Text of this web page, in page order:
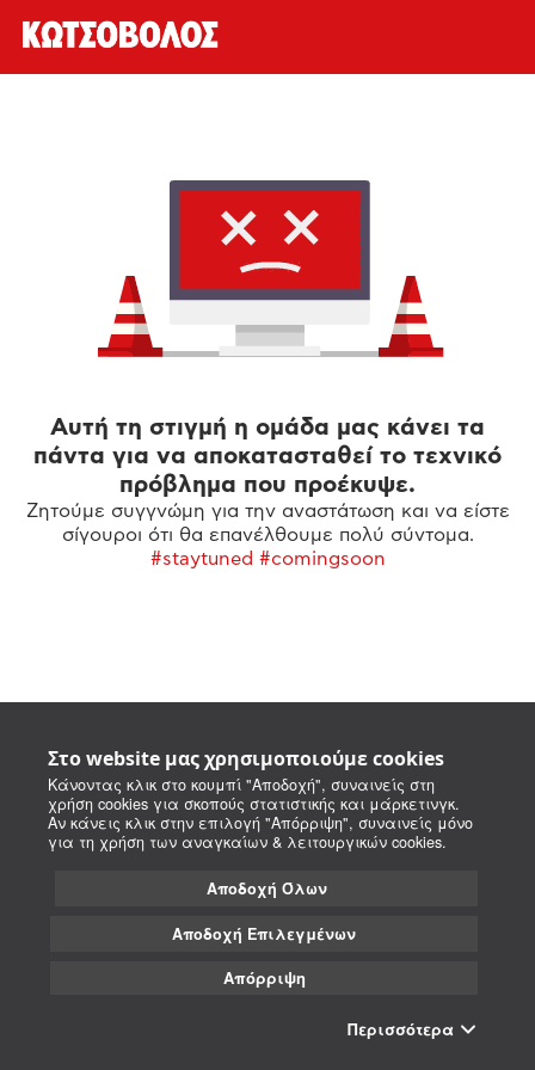
Στο website μας χρησιμοποιούμε cookies
Κάνοντας κλικ στο κουμπί "Αποδοχή", συναινείς στη
χρήση cookies για σκοπούς στατιστικής και μάρκετινγκ.
Αν κάνεις κλικ στην επιλογή "Απόρριψη", συναινείς μόνο
για τη χρήση των αναγκαίων & λειτουργικών cookies.
Αποδοχή Όλων
Αποδοχή Επιλεγμένων
Απόρριψη
Περισσότερα
Αυτή τη στιγμή η ομάδα μας κάνει τα
πάντα για να αποκατασταθεί το τεχνικό
πρόβλημα που προέκυψε.
Ζητούμε συγγνώμη για την αναστάτωση και να είστε
σίγουροι ότι θα επανέλθουμε πολύ σύντομα.
#staytuned #comingsoon